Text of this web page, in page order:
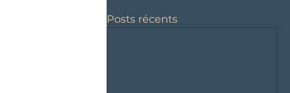
Posts récents